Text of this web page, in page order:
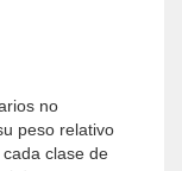
no
peso relativo
clase de